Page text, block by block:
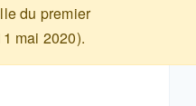
du premier
mai 2020).